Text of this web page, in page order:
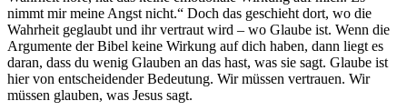
nimmt mir meine Angst nicht.“ Doch das geschieht dort, wo die
Wahrheit geglaubt und ihr vertraut wird – wo Glaube ist. Wenn die
Argumente der Bibel keine Wirkung auf dich haben, dann liegt es
daran, dass du wenig Glauben an das hast, was sie sagt. Glaube ist
hier von entscheidender Bedeutung. Wir müssen vertrauen. Wir
müssen glauben, was Jesus sagt.